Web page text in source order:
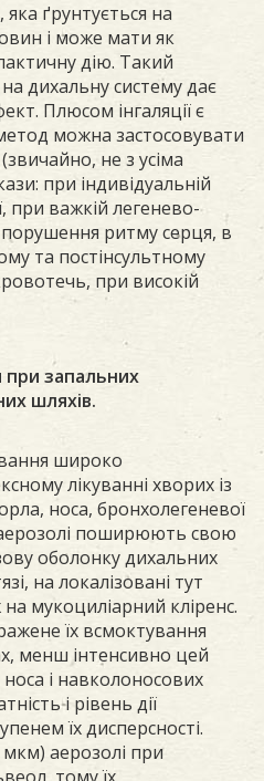
ґрунтується на
і може мати як
дію. Такий
дихальну систему дає
Плюсом інгаляції є
можна застосовувати
(звичайно, не з усіма
при індивідуальній
при важкій легенево-
порушення ритму серця, в
та постінсультному
при високій
при запальних
шляхів.
широко
лікуванні хворих із
носа, бронхолегеневої
аерозолі поширюють свою
оболонку дихальних
на локалізовані тут
мукоциліарний кліренс.
їх всмоктування
менш інтенсивно цей
і навколоносових
і рівень дії
їх дисперсності.
мкм) аерозолі при